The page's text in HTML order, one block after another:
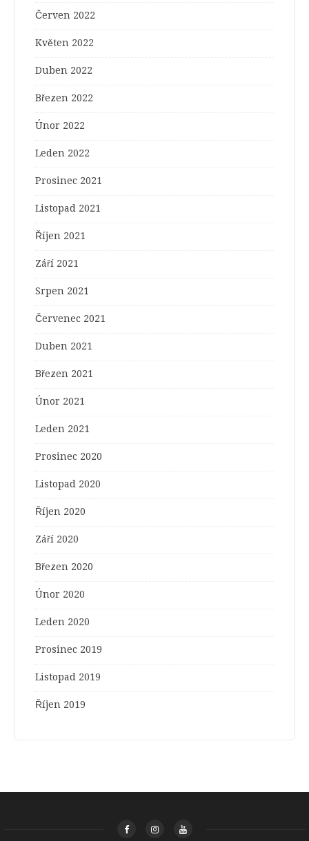
Červen 2022
Květen 2022
Duben 2022
Březen 2022
Únor 2022
Leden 2022
Prosinec 2021
Listopad 2021
Říjen 2021
Září 2021
Srpen 2021
Červenec 2021
Duben 2021
Březen 2021
Únor 2021
Leden 2021
Prosinec 2020
Listopad 2020
Říjen 2020
Září 2020
Březen 2020
Únor 2020
Leden 2020
Prosinec 2019
Listopad 2019
Říjen 2019